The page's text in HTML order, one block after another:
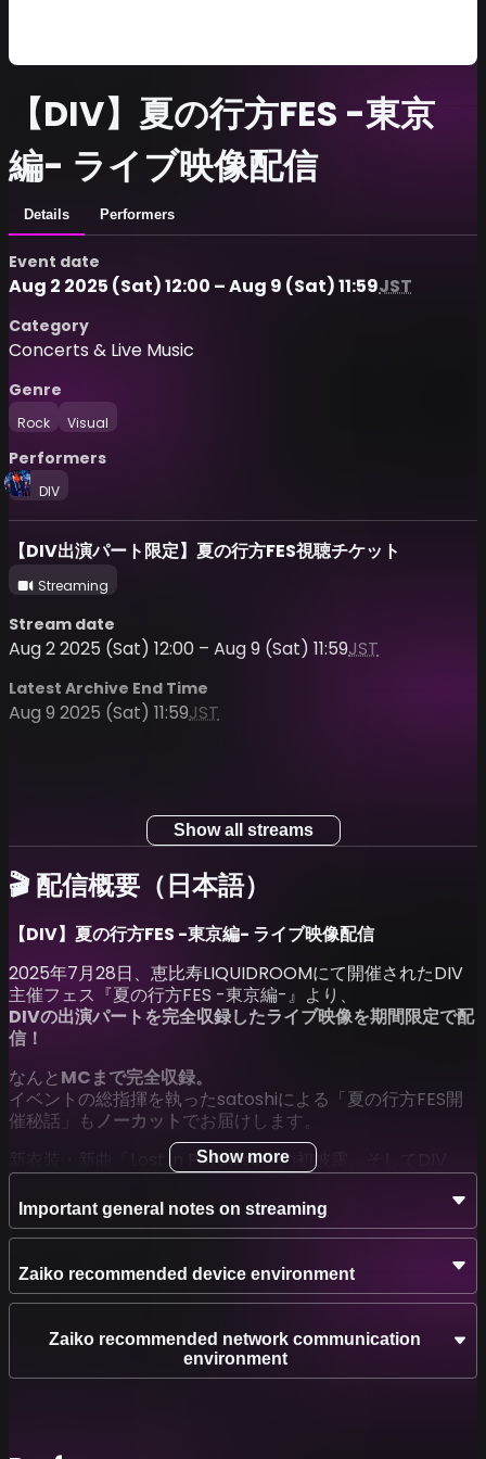
【DIV】夏の行方FES -東京
編- ライブ映像配信
Details Performers
Event date
Aug 2 2025 (Sat) 12:00 – Aug 9 (Sat) 11:59JST
Category
Concerts & Live Music
Genre
Rock Visual
Performers
DIV
【DIV出演パート限定】夏の行方FES視聴チケット
Streaming
Stream date
Aug 2 2025 (Sat) 12:00 – Aug 9 (Sat) 11:59JST
Latest Archive End Time
Aug 9 2025 (Sat) 11:59JST
Show all streams
🎬 配信概要（日本語）
【DIV】夏の行方FES -東京編- ライブ映像配信
2025年7月28日、恵比寿LIQUIDROOMにて開催されたDIV
主催フェス『夏の行方FES -東京編-』より、
DIVの出演パートを完全収録したライブ映像を期間限定で配
信！
なんとMCまで完全収録。
イベントの総指揮を執ったsatoshiによる「夏の行方FES開
催秘話」も ノーカットでお届けします。
新衣装・新曲「Lost in Paradise」の初披露、そしてDIV
の“夏”の集大成とも言える熱演。
会場で体感された方も、来られなかった方も、ぜひこの機会
にご覧ください。
ファイナルを迎えた“夏の行方FES”。
そのすべてをステージで語り尽くしたDIVの姿を、
も。
🎵 セットリスト
Show more
Important general notes on streaming
Zaiko recommended device environment
Zaiko recommended network communication
environment